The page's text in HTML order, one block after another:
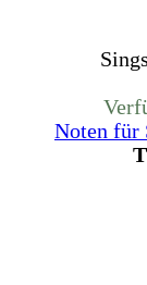
Noten für